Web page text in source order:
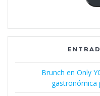
Brunch en Only
gastronómica